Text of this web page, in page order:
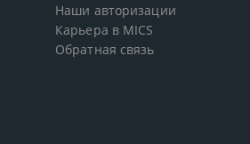
Наши авторизации
Карьера в MICS
Обратная связь